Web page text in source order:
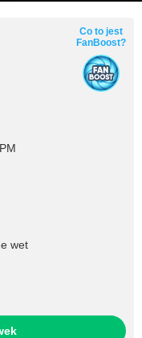
Co to jest
FanBoost?
wet